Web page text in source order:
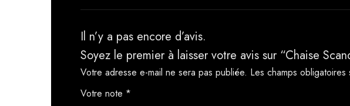
Il n’y a pas encore d’avis.
Soyez le premier à laisser votre avis sur “Chaise
Votre adresse e-mail ne sera pas publiée. Les champs
Votre note *